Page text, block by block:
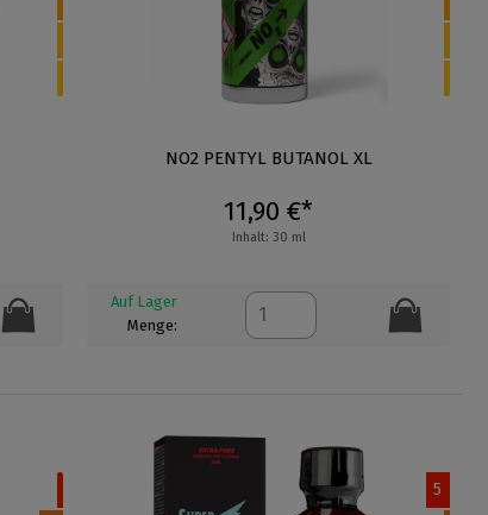
NO2 PENTYL BUTANOL XL
11,90 €*
Inhalt: 30 ml
Auf Lager
Menge:
5